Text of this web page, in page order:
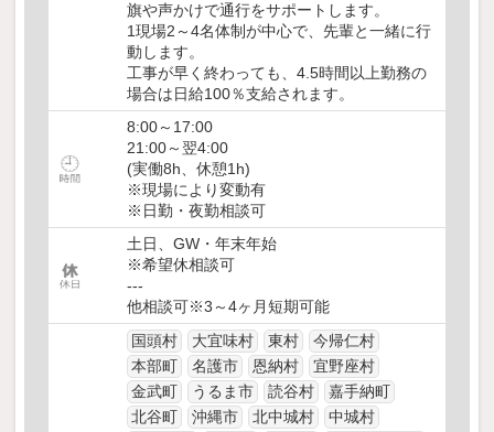
旗や声かけで通行をサポートします。
1現場2～4名体制が中心で、先輩と一緒に行
動します。
工事が早く終わっても、4.5時間以上勤務の
場合は日給100％支給されます。
8:00～17:00
21:00～翌4:00
(実働8h、休憩1h)
※現場により変動有
※日勤・夜勤相談可
土日、GW・年末年始
※希望休相談可
---
他相談可※3～4ヶ月短期可能
国頭村
大宜味村 東村
今帰仁村
本部町
名護市 恩納村
宜野座村
金武町
うるま市 読谷村
嘉手納町
北谷町
沖縄市 北中城村
中城村